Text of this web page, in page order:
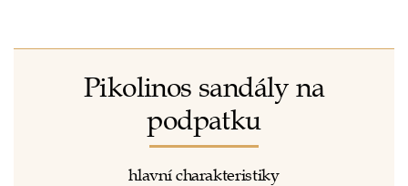
Pikolinos sandály na
podpatku
hlavní charakteristiky